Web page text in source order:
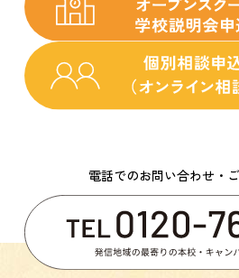
電話でのお問い合わせ・